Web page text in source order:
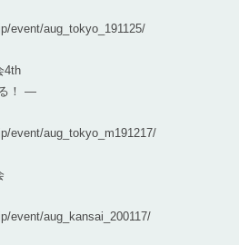
event/aug_tokyo_191125/
4th
！ ―
event/aug_tokyo_m191217/
event/aug_kansai_200117/